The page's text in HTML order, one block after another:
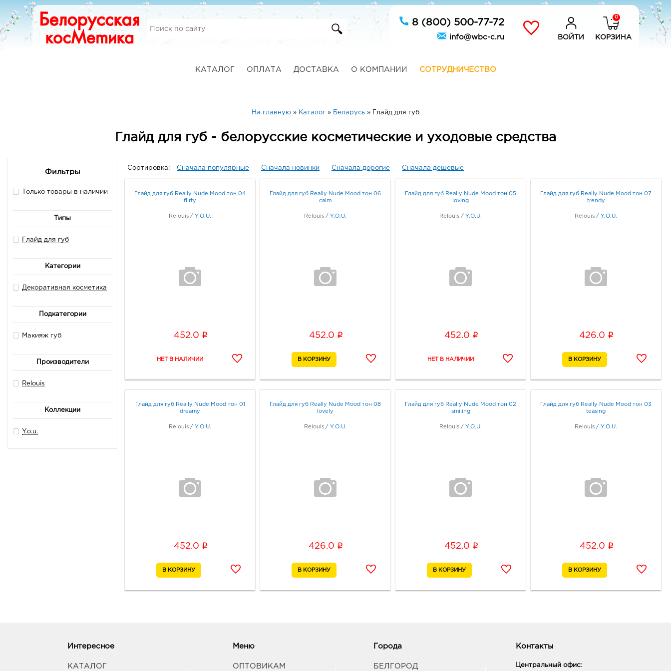
8 (800) 500-77-72
info@wbc-c.ru ВОЙТИ
0
КОРЗИНА
КАТАЛОГ ОПЛАТА ДОСТАВКА О КОМПАНИИ СОТРУДНИЧЕСТВО
На главную » Каталог » Беларусь » Глайд для губ
Глайд для губ - белорусские косметические и уходовые средства
Фильтры
Только товары в наличии
Типы
Глайд для губ
Категории
Декоративная косметика
Подкатегории
Макияж губ
Производители
Relouis
Коллекции
Y.o.u.
Сортировка: Сначала популярные Сначала новинки Сначала дорогие Сначала дешевые
Глайд для губ Really Nude Mood тон 04
flirty
Relouis / Y.O.U.
452.0 i
Глайд для губ Really Nude Mood тон 06
calm
Relouis / Y.O.U.
452.0 i
Глайд для губ Really Nude Mood тон 05
loving
Relouis / Y.O.U.
452.0 i
Глайд для губ Really Nude Mood тон 07
trendy
Relouis / Y.O.U.
426.0 i
Глайд для губ Really Nude Mood тон 01
dreamy
Relouis / Y.O.U.
452.0 i
Глайд для губ Really Nude Mood тон 08
lovely
Relouis / Y.O.U.
426.0 i
Глайд для губ Really Nude Mood тон 02
smiling
Relouis / Y.O.U.
452.0 i
Глайд для губ Really Nude Mood тон 03
teasing
Relouis / Y.O.U.
452.0 i
Интересное
КАТАЛОГ
Меню
ОПТОВИКАМ
Города
БЕЛГОРОД
Контакты
Центральный офис: